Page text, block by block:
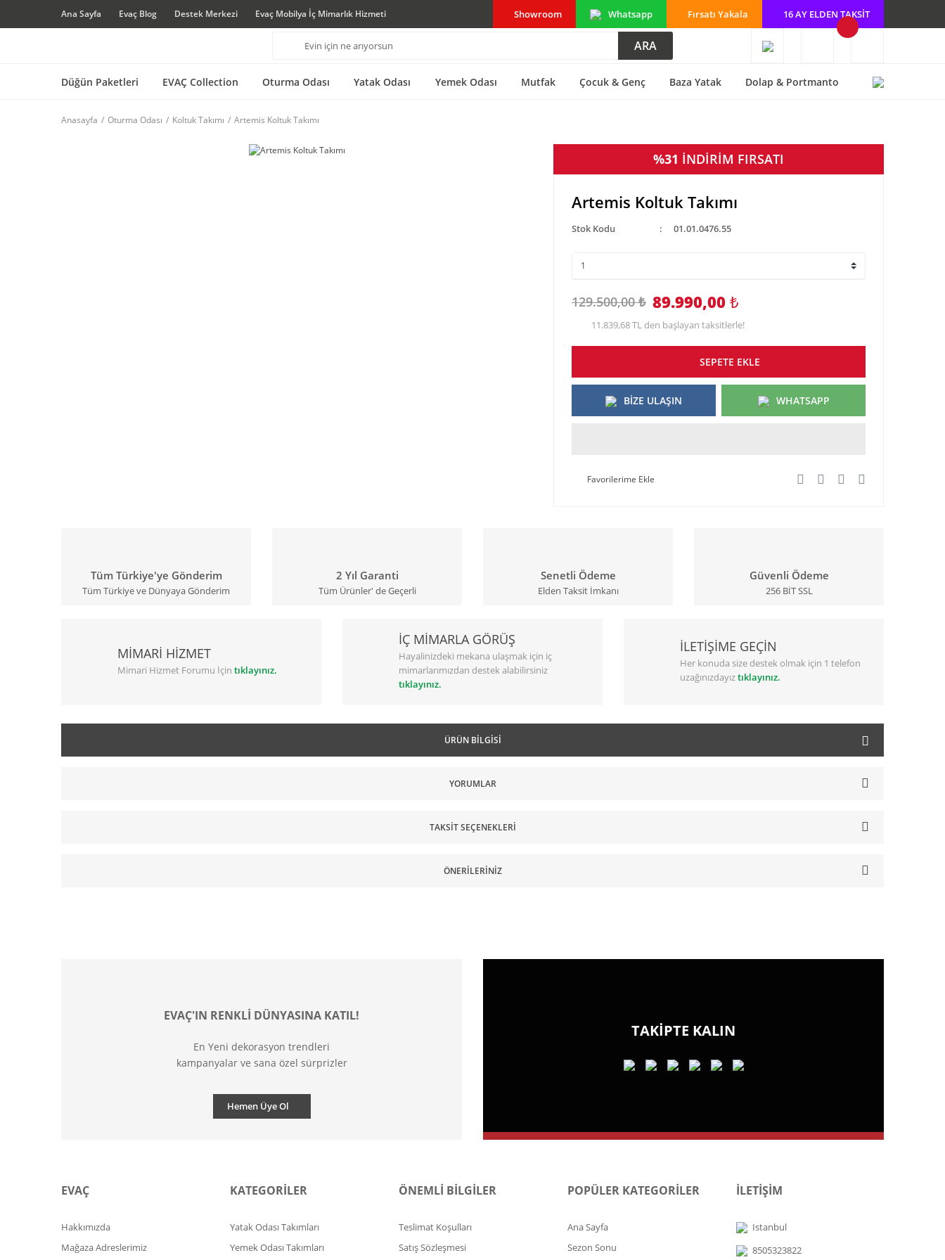
Ana Sayfa Evaç Blog Destek Merkezi Evaç Mobilya İç Mimarlık Hizmeti Showroom Whatsapp Fırsatı Yakala 16 AY ELDEN TAKSİT
ARA
Düğün Paketleri EVAÇ Collection Oturma Odası Yatak Odası Yemek Odası Mutfak Çocuk & Genç Baza Yatak Dolap & Portmanto
Anasayfa Oturma Odası Koltuk Takımı Artemis Koltuk Takımı
%31 İNDİRİM FIRSATI
Artemis Koltuk Takımı
Stok Kodu 01.01.0476.55
129.500,00 ₺ 89.990,00 ₺
11.839,68 TL den başlayan taksitlerle!
SEPETE EKLE
BİZE ULAŞIN WHATSAPP
Tüm Türkiye'ye Gönderim
Tüm Türkiye ve Dünyaya Gönderim
2 Yıl Garanti
Tüm Ürünler' de Geçerli
Senetli Ödeme
Elden Taksit İmkanı
Güvenli Ödeme
256 BİT SSL
MİMARİ HİZMET
Mimari Hizmet Forumu İçin tıklayınız.
İÇ MİMARLA GÖRÜŞ
Hayalinizdeki mekana ulaşmak için iç
mimarlarımızdan destek alabilirsiniz
tıklayınız.
İLETİŞİME GEÇİN
Her konuda size destek olmak için 1 telefon
uzağınızdayıztıklayınız.
ÜRÜN BILGISI
YORUMLAR
TAKSIT SEÇENEKLERI
ÖNERILERINIZ
EVAÇ'IN RENKLİ DÜNYASINA KATIL!
En Yeni dekorasyon trendleri
kampanyalar ve sana özel sürprizler
Hemen Üye Ol
TAKİPTE KALIN
EVAÇ
Hakkımızda
Mağaza Adreslerimiz
KATEGORİLER
Yatak Odası Takımları
Yemek Odası Takımları
ÖNEMLİ BİLGİLER
Teslimat Koşulları
Satış Sözleşmesi
POPÜLER KATEGORİLER
Ana Sayfa
Sezon Sonu
İLETİŞİM
Istanbul
8505323822